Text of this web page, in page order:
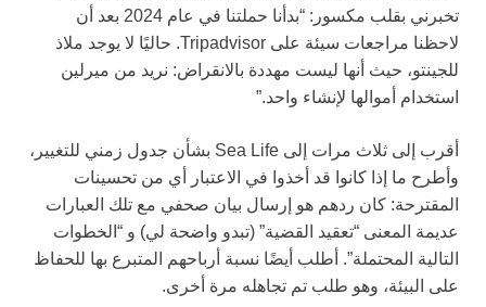
تخبرني بقلب مكسور: “بدأنا حملتنا في عام 2024 بعد أن
لاحظنا مراجعات سيئة على Tripadvisor. حاليًا لا يوجد ملاذ
للجينتو، حيث أنها ليست مهددة بالانقراض: نريد من ميرلين
استخدام أموالها لإنشاء واحد.”
أقرب إلى ثلاث مرات إلى Sea Life بشأن جدول زمني للتغيير،
وأطرح ما إذا كانوا قد أخذوا في الاعتبار أي من تحسينات
المقترحة: كان ردهم هو إرسال بيان صحفي مع تلك العبارات
عديمة المعنى “تعقيد القضية” (تبدو واضحة لي) و “الخطوات
التالية المحتملة”. أطلب أيضًا نسبة أرباحهم المتبرع بها للحفاظ
على البيئة، وهو طلب تم تجاهله مرة أخرى.